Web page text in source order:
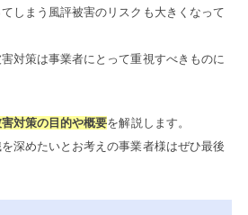
しまう風評被害のリスクも大きくなって
対策は事業者にとって重視すべきものに
対策の目的や概要を解説します。
深めたいとお考えの事業者様はぜひ最後